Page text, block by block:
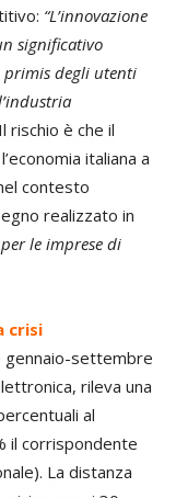
“L’innovazione
significativo
primis degli utenti
rischio è che il
italiana a
contesto
realizzato in
le imprese di
crisi
gennaio-settembre
rileva una
al
il corrispondente
La distanza